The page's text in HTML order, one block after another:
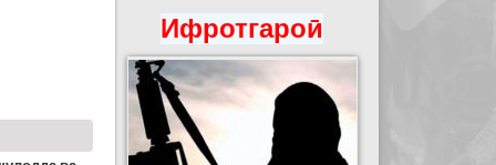
карданд
Ифротгароӣ